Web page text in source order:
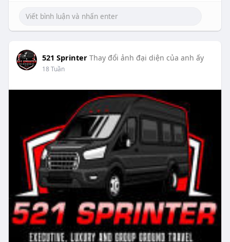
521 Sprinter Thay đổi ảnh đại diện của anh ấy
18 Tuần